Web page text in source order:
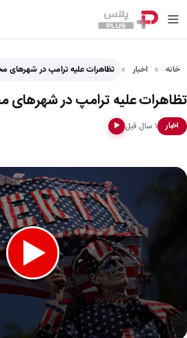
خانه اخبار تظاهرات علیه ترامپ در شهرهای
تظاهرات علیه ترامپ در شهرهای
اخبار ۱ سال قبل ▶